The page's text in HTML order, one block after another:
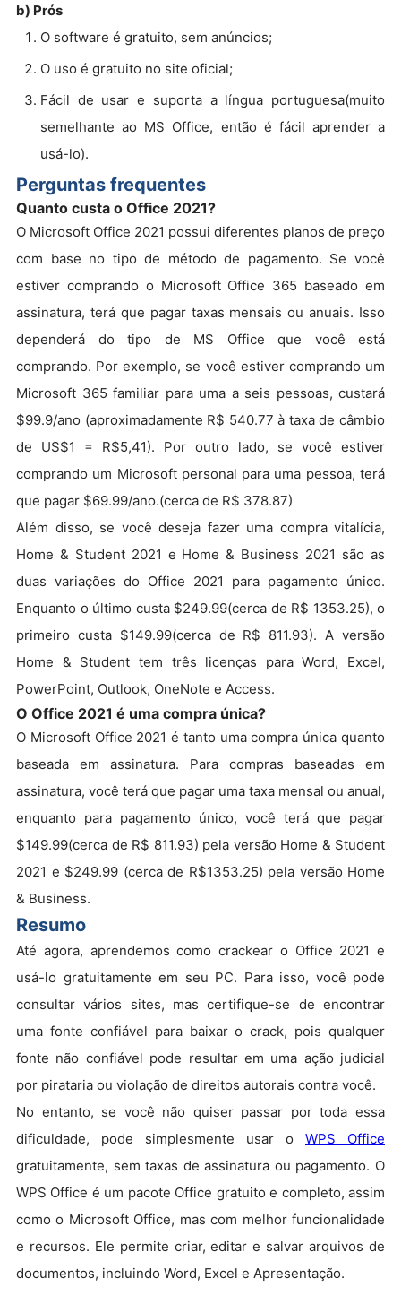
b) Prós
O software é gratuito, sem anúncios;
O uso é gratuito no site oficial;
Fácil de usar e suporta a língua portuguesa(muito
semelhante ao MS Office, então é fácil aprender a
usá-lo).
Perguntas frequentes
Quanto custa o Office 2021?
O Microsoft Office 2021 possui diferentes planos de preço
com base no tipo de método de pagamento. Se você
estiver comprando o Microsoft Office 365 baseado em
assinatura, terá que pagar taxas mensais ou anuais. Isso
dependerá do tipo de MS Office que você está
comprando. Por exemplo, se você estiver comprando um
Microsoft 365 familiar para uma a seis pessoas, custará
$99.9/ano (aproximadamente R$ 540.77 à taxa de câmbio
de US$1 = R$5,41). Por outro lado, se você estiver
comprando um Microsoft personal para uma pessoa, terá
que pagar $69.99/ano.(cerca de R$ 378.87)
Além disso, se você deseja fazer uma compra vitalícia,
Home & Student 2021 e Home & Business 2021 são as
duas variações do Office 2021 para pagamento único.
Enquanto o último custa $249.99(cerca de R$ 1353.25), o
primeiro custa $149.99(cerca de R$ 811.93). A versão
Home & Student tem três licenças para Word, Excel,
PowerPoint, Outlook, OneNote e Access.
O Office 2021 é uma compra única?
O Microsoft Office 2021 é tanto uma compra única quanto
baseada em assinatura. Para compras baseadas em
assinatura, você terá que pagar uma taxa mensal ou anual,
enquanto para pagamento único, você terá que pagar
$149.99(cerca de R$ 811.93) pela versão Home & Student
2021 e $249.99 (cerca de R$1353.25) pela versão Home
& Business.
Resumo
Até agora, aprendemos como crackear o Office 2021 e
usá-lo gratuitamente em seu PC. Para isso, você pode
consultar vários sites, mas certifique-se de encontrar
uma fonte confiável para baixar o crack, pois qualquer
fonte não confiável pode resultar em uma ação judicial
por pirataria ou violação de direitos autorais contra você.
No entanto, se você não quiser passar por toda essa
dificuldade, pode simplesmente usar o WPS Office
gratuitamente, sem taxas de assinatura ou pagamento. O
WPS Office é um pacote Office gratuito e completo, assim
como o Microsoft Office, mas com melhor funcionalidade
e recursos. Ele permite criar, editar e salvar arquivos de
documentos, incluindo Word, Excel e Apresentação.